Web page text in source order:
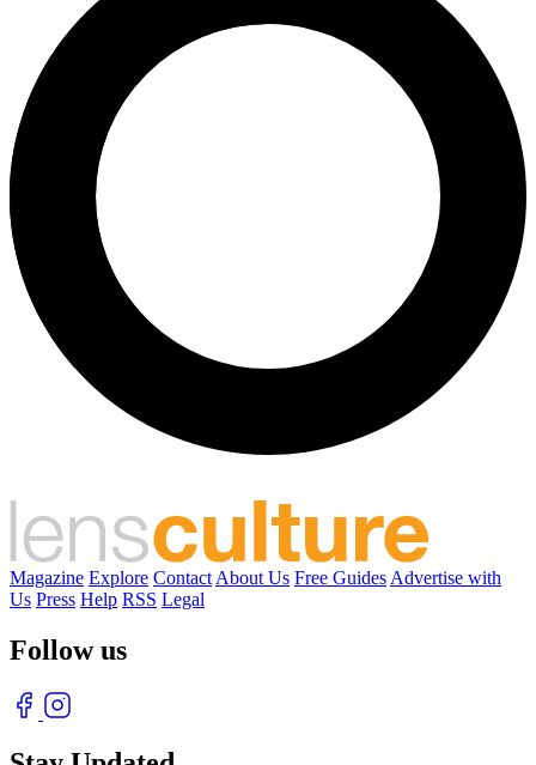
Magazine Explore Contact About Us Free Guides Advertise with
Us Press Help RSS Legal
Follow us